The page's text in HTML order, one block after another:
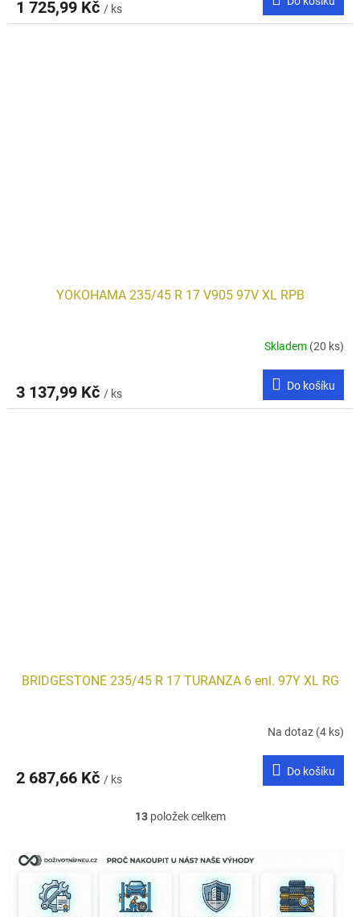
1 725,99 Kč / ks
YOKOHAMA 235/45 R 17 V905 97V XL RPB
Skladem (20 ks)
3 137,99 Kč / ks
Do košíku
BRIDGESTONE 235/45 R 17 TURANZA 6 enl. 97Y XL RG
Na dotaz (4 ks)
2 687,66 Kč / ks
Do košíku
O
l
13položek celkem